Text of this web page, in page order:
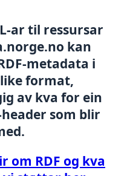
ar til ressursar
kan
metadata i
format,
av kva for ein
som blir
om RDF og kva